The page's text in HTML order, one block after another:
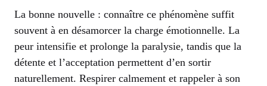
La bonne nouvelle : connaître ce phénomène suffit
souvent à en désamorcer la charge émotionnelle. La
peur intensifie et prolonge la paralysie, tandis que la
détente et l’acceptation permettent d’en sortir
naturellement. Respirer calmement et rappeler à son